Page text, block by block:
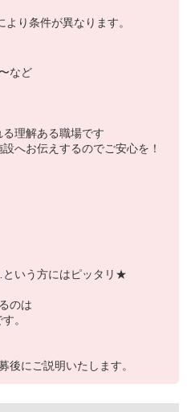
り条件が異なります。
など
理解ある職場です
へお伝えするのでご安心を！
いう方にはピッタリ★
のは
。
後にご説明いたします。